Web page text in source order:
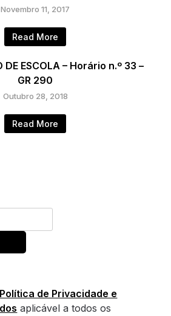
Novembro 11, 2017
Read More
DE ESCOLA – Horário n.º 33 –
GR 290
Outubro 28, 2018
Read More
Política de Privacidade e
aplicável a todos os